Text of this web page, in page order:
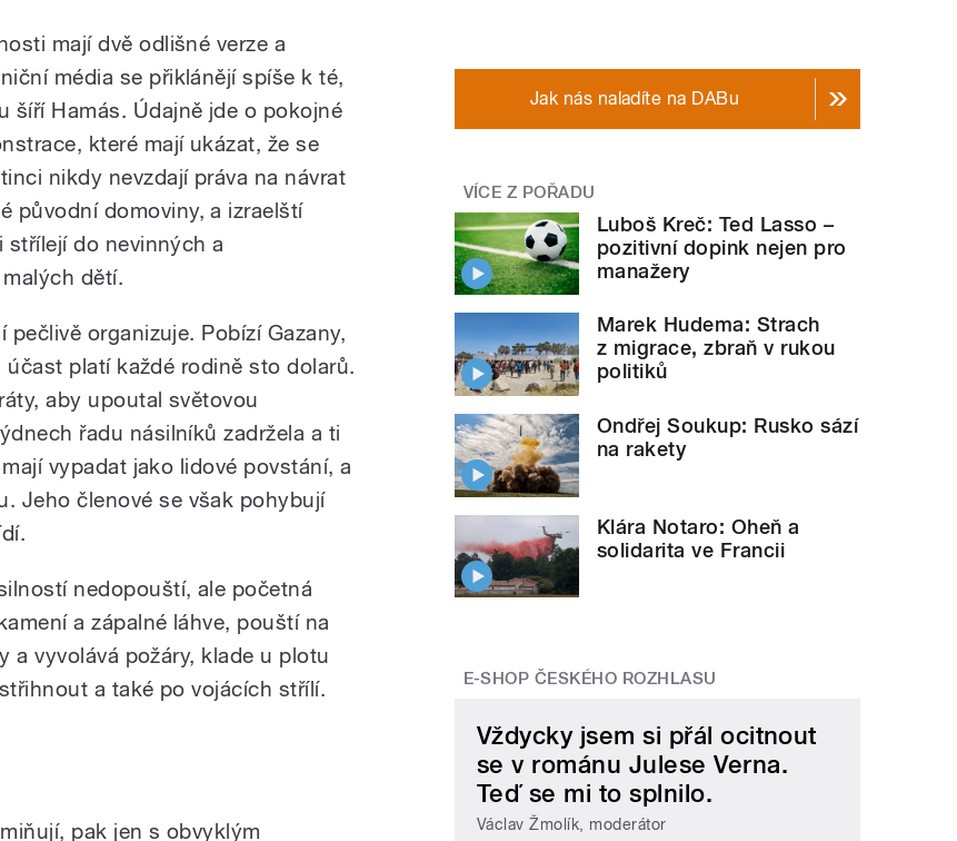
mají dvě odlišné verze a
média se přiklánějí spíše k té,
šíří Hamás. Údajně jde o pokojné
které mají ukázat, že se
nikdy nevzdají práva na návrat
původní domoviny, a izraelští
střílejí do nevinných a
dětí.
organizuje. Pobízí Gazany,
platí každé rodině sto dolarů.
aby upoutal světovou
řadu násilníků zadržela a ti
vypadat jako lidové povstání, a
Jeho členové se však pohybují
nedopouští, ale početná
a zápalné láhve, pouští na
a vyvolává požáry, klade u plotu
a také po vojácích střílí.
pak jen s obvyklým
Jak nás naladíte na DABu
VÍCE Z POŘADU
Luboš Kreč: Ted Lasso –
pozitivní dopink nejen pro
manažery
Marek Hudema: Strach
z migrace, zbraň v rukou
politiků
Ondřej Soukup: Rusko sází
na rakety
Klára Notaro: Oheň a
solidarita ve Francii
E-SHOP ČESKÉHO ROZHLASU
Vždycky jsem si přál ocitnout
se v románu Julese Verna.
Teď se mi to splnilo.
Václav Žmolík, moderátor